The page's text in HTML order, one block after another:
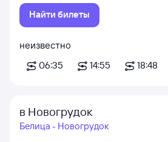
Найти билеты
неизвестно
06:35
14:55 18:48
в Новогрудок
Белица - Новогрудок